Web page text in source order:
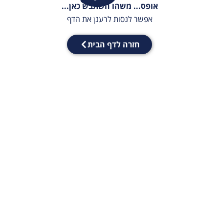
אופס... משהו השתבש כאן...
אפשר לנסות לרענן את הדף
חזרה לדף הבית